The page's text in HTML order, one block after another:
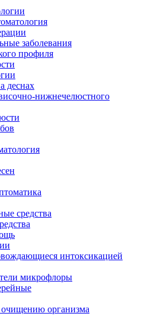
заболевания
профиля
деснах
нижнечелюстного
средства
интоксикацией
микрофлоры
организма